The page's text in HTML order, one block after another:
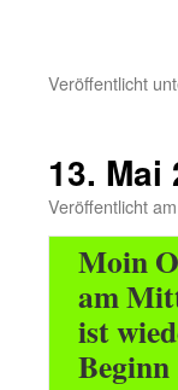
Veröffentlicht
13. Mai
Veröffentlicht am
Moin
am
ist